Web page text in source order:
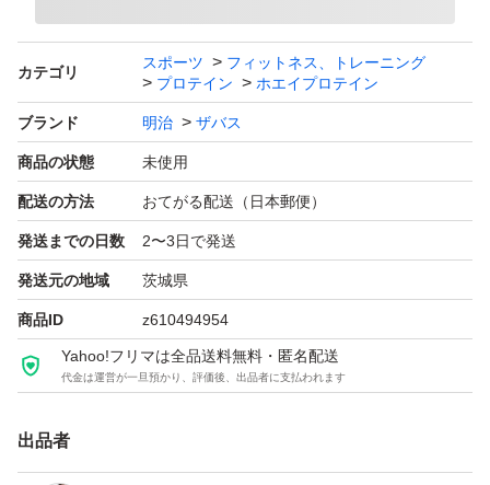
味 800g × 1袋
ブランド：明治 ザバス
プロテイン剤形、タイプ：粉末
たんぱく質含有率：71.4 %
製法：WPI製法
味：グレープフルーツ味
容量（g）：800.0 g
販売単位：1.0 セット
カテゴリ
スポーツ
フィットネス、トレーニング
プロテイン
ホエイプロテイン
ブランド 明治 ザバス
商品の状態 未使用
配送の方法 おてがる配送（日本郵便）
発送までの日数 2〜3日で発送
発送元の地域 茨城県
商品ID z610494954
Yahoo!フリマは全品送料無料・匿名配送
代金は運営が一旦預かり、評価後、出品者に支払われます
出品者